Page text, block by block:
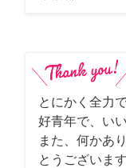
とにかく全力
好青年で、い
また、何かあ
とうございます